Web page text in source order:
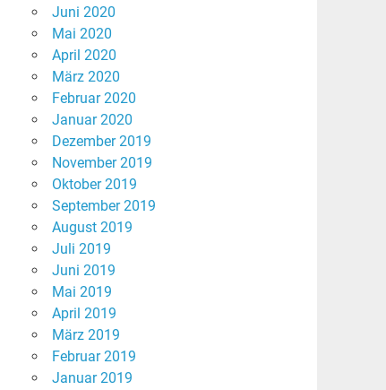
Juni 2020
Mai 2020
April 2020
März 2020
Februar 2020
Januar 2020
Dezember 2019
November 2019
Oktober 2019
September 2019
August 2019
Juli 2019
Juni 2019
Mai 2019
April 2019
März 2019
Februar 2019
Januar 2019